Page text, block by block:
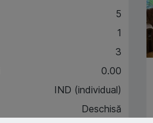
5
1
3
0.00
IND (individual)
Deschisă